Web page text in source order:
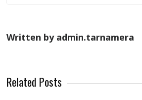
Written by admin.tarnamera
Related Posts